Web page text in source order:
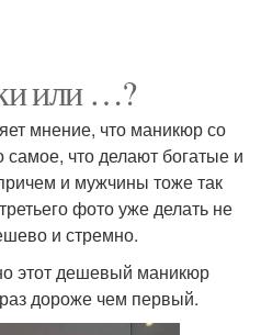
или …?
мнение, что маникюр со
самое, что делают богатые и
и мужчины тоже так
фото уже делать не
и стремно.
этот дешевый маникюр
дороже чем первый.